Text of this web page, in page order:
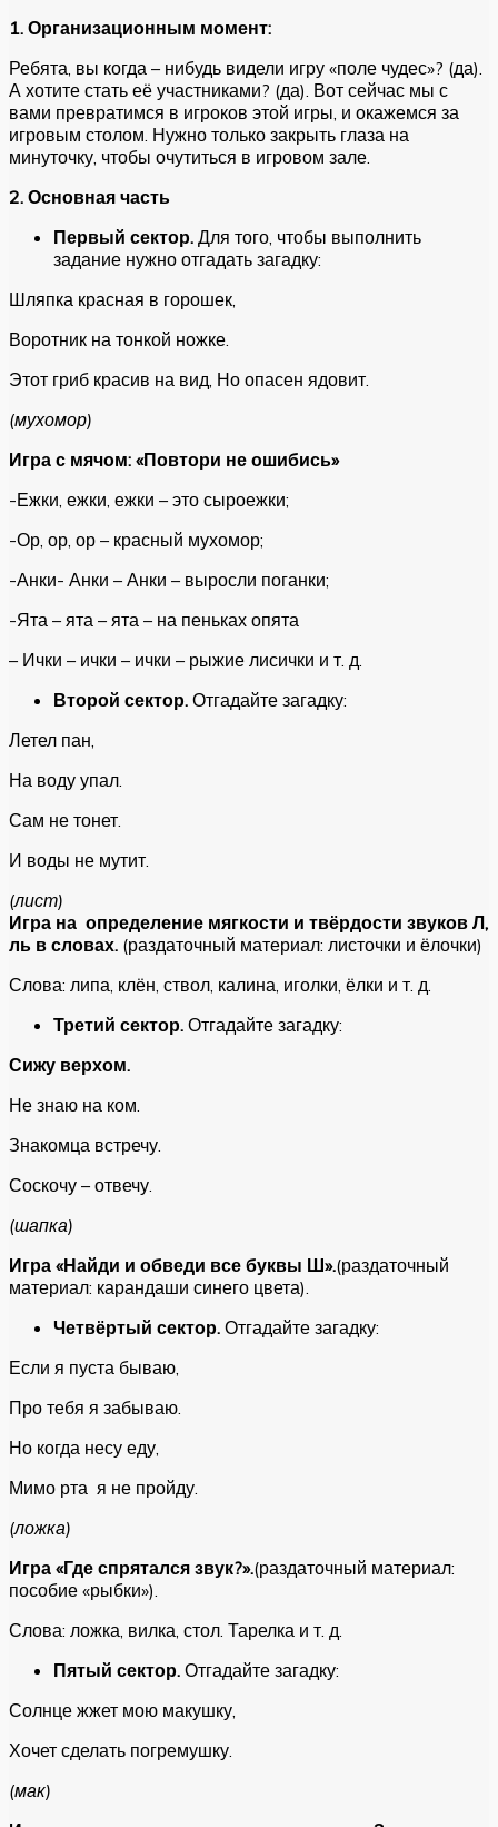
1. Организационным момент:
Ребята, вы когда – нибудь видели игру «поле чудес»? (да).
А хотите стать её участниками? (да). Вот сейчас мы с
вами превратимся в игроков этой игры, и окажемся за
игровым столом. Нужно только закрыть глаза на
минуточку, чтобы очутиться в игровом зале.
2. Основная часть
Первый сектор. Для того, чтобы выполнить
задание нужно отгадать загадку:
Шляпка красная в горошек,
Воротник на тонкой ножке.
Этот гриб красив на вид, Но опасен ядовит.
(мухомор)
Игра с мячом: «Повтори не ошибись»
-Ежки, ежки, ежки – это сыроежки;
-Ор, ор, ор – красный мухомор;
-Анки- Анки – Анки – выросли поганки;
-Ята – ята – ята – на пеньках опята
– Ички – ички – ички – рыжие лисички и т. д.
Второй сектор. Отгадайте загадку:
Летел пан,
На воду упал.
Сам не тонет.
И воды не мутит.
(лист)
Игра на определение мягкости и твёрдости звуков Л,
ль в словах. (раздаточный материал: листочки и ёлочки)
Слова: липа, клён, ствол, калина, иголки, ёлки и т. д.
Третий сектор. Отгадайте загадку:
Сижу верхом.
Не знаю на ком.
Знакомца встречу.
Соскочу – отвечу.
(шапка)
Игра «Найди и обведи все буквы Ш».(раздаточный
материал: карандаши синего цвета).
Четвёртый сектор. Отгадайте загадку:
Если я пуста бываю,
Про тебя я забываю.
Но когда несу еду,
Мимо рта я не пройду.
(ложка)
Игра «Где спрятался звук?».(раздаточный материал:
пособие «рыбки»).
Слова: ложка, вилка, стол. Тарелка и т. д.
Пятый сектор. Отгадайте загадку:
Солнце жжет мою макушку,
Хочет сделать погремушку.
(мак)